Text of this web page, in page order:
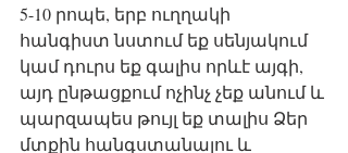
5-10 րոպե, երբ ուղղակի
հանգիստ նստում եք սենյակում
կամ դուրս եք գալիս որևէ այգի,
այդ ընթացքում ոչինչ չեք անում և
պարզապես թույլ եք տալիս Ձեր
մտքին հանգստանալու և